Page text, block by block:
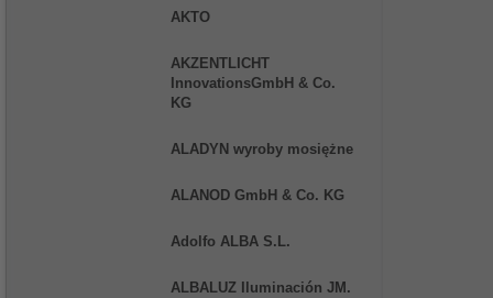
AKTO
AKZENTLICHT
InnovationsGmbH & Co.
KG
ALADYN wyroby mosiężne
ALANOD GmbH & Co. KG
Adolfo ALBA S.L.
ALBALUZ Iluminación JM.